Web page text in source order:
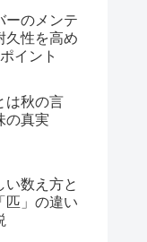
ーのメンテ
久性を高め
イント
は秋の言
の真実
い数え方と
匹」の違い